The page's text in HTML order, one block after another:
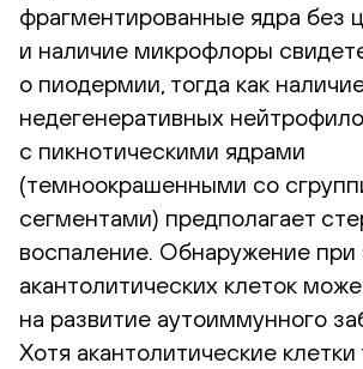
фрагментированные ядра без
и наличие микрофлоры
о пиодермии, тогда как
недегенеративных
с пикнотическими ядрами
(темноокрашенными со
сегментами) предполагает
воспаление. Обнаружение при
акантолитических клеток
на развитие аутоиммунного
Хотя акантолитические